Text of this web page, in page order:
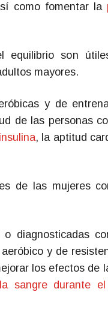
como fomentar la
equilibrio son
mayores.
y de
de las personas
, la aptitud
de las mujeres
diagnosticadas
y de
los efectos de
sangre durante el